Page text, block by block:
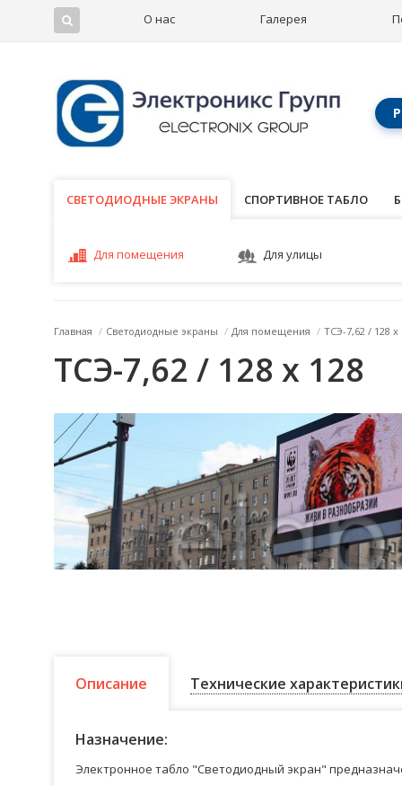
О нас Галерея
СВЕТОДИОДНЫЕ ЭКРАНЫ
СВЕТОДИОДНЫЕ ЭКРАНЫ СПОРТИВНОЕ ТАБЛО
Для помещения Для улицы
Главная / Светодиодные экраны / Для помещения / ТСЭ-7,62 / 128 x
ТСЭ-7,62 / 128 x 128
Описание Технические
Назначение:
Электронное табло "Светодиодный экран"